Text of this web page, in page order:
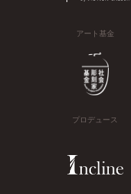
アート基金
プロデュース